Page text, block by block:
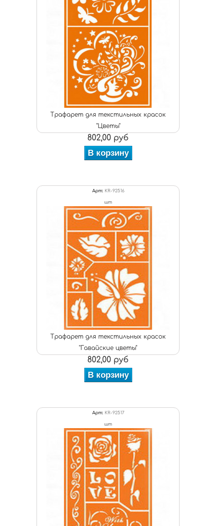
Трафарет для текстильных красок
"Цветы"
802,00 руб
В корзину
Арт: KR-92516
шт
Трафарет для текстильных красок
"Гавайские цветы"
802,00 руб
В корзину
Арт: KR-92517
шт